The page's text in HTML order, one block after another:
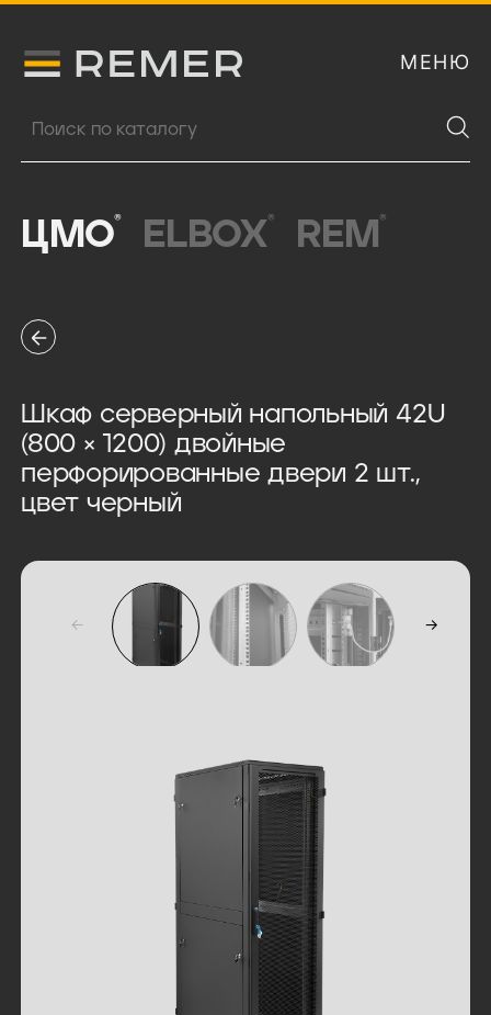
Логитип компании Remer МЕНЮ
Поиск продукции
ЦМО® ELBOX® REM ®
Шкаф серверный напольный 42U
(800 × 1200) двойные
перфорированные двери 2 шт.,
цвет черный